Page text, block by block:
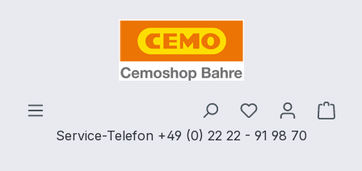
Zum Hauptinhalt springen
Service-Telefon +49 (0) 22 22 - 91 98 70
Du hast 0